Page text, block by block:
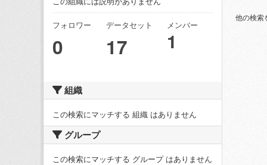
フォロワー
0
データセット
17
メンバー
1
組織
この検索にマッチする 組織 はありません
グループ
この検索にマッチする グループ はありません
他の検索